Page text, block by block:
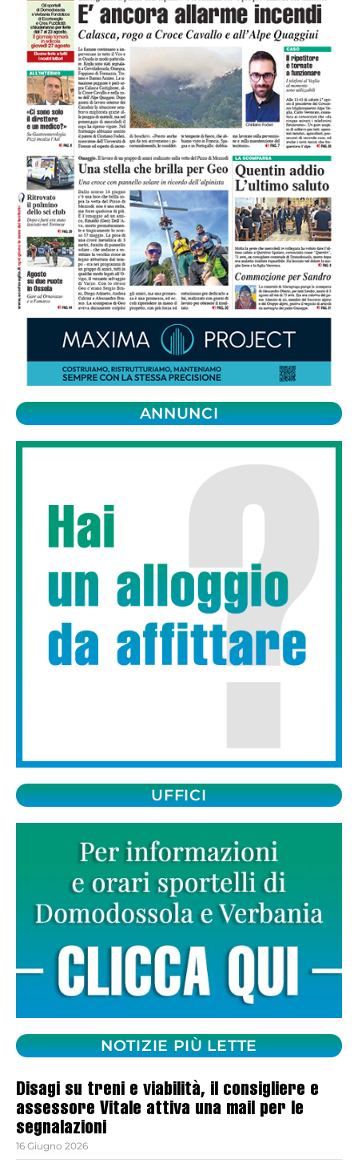
ANNUNCI
UFFICI
NOTIZIE PIÙ LETTE
Disagi su treni e viabilità, il consigliere e
assessore Vitale attiva una mail per le
segnalazioni
16 Giugno 2026